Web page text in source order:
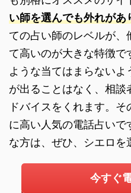
い師を選んでも外れがあ
ての占い師のレベルが
て高いのが大きな特徴で
ような当てはまらない
が出ることはなく、相
ドバイスをくれます。
に高い人気の電話占い
な方は、ぜひ、シエロを
今すぐ